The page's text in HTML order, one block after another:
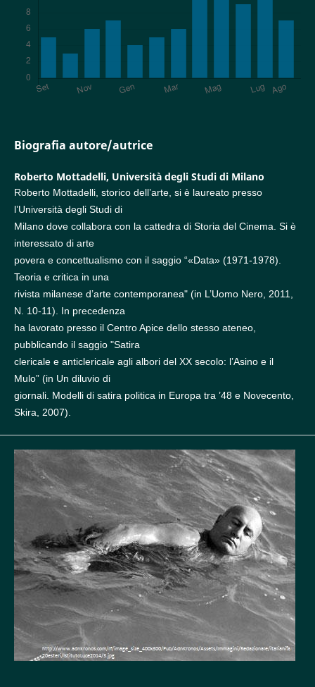
Biografia autore/autrice
Roberto Mottadelli, Università degli Studi di Milano
Roberto Mottadelli, storico dell’arte, si è laureato presso
l’Università degli Studi di
Milano dove collabora con la cattedra di Storia del Cinema. Si è
interessato di arte
povera e concettualismo con il saggio “«Data» (1971-1978).
Teoria e critica in una
rivista milanese d’arte contemporanea" (in L’Uomo Nero, 2011,
N. 10-11). In precedenza
ha lavorato presso il Centro Apice dello stesso ateneo,
pubblicando il saggio "Satira
clericale e anticlericale agli albori del XX secolo: l’Asino e il
Mulo” (in Un diluvio di
giornali. Modelli di satira politica in Europa tra ’48 e Novecento,
Skira, 2007).